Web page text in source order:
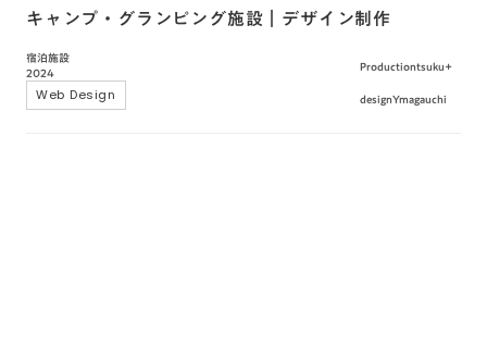
キャンプ・グランピング施設｜デザイン制作
宿泊施設
2024
Web Design
Productiontsuku+
designYmagauchi